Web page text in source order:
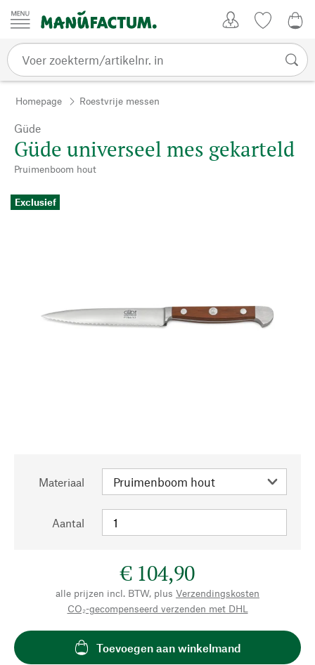
Passer au contenu
Homepage Roestvrije messen
Güde
Güde universeel mes gekarteld
Pruimenboom hout
Exclusief
Materiaal
Aantal
€ 104,90
alle prijzen incl. BTW, plus Verzendingskosten
CO₂-gecompenseerd verzenden met DHL
Toevoegen aan winkelmand